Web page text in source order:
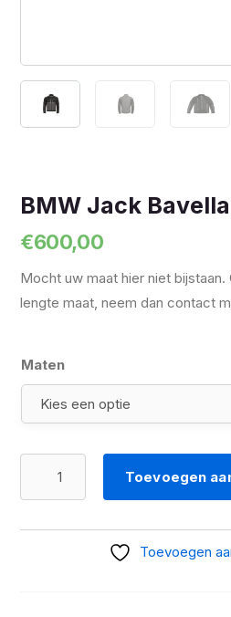
BMW Jack
€600,00
Mocht uw maat hier niet
lengte maat, neem dan contact
Maten
Toevoegen
Toevoegen